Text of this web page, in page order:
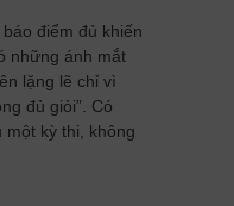
điểm đủ khiến
những ánh mắt
lặng lẽ chỉ vì
đủ giỏi”. Có
kỳ thi, không